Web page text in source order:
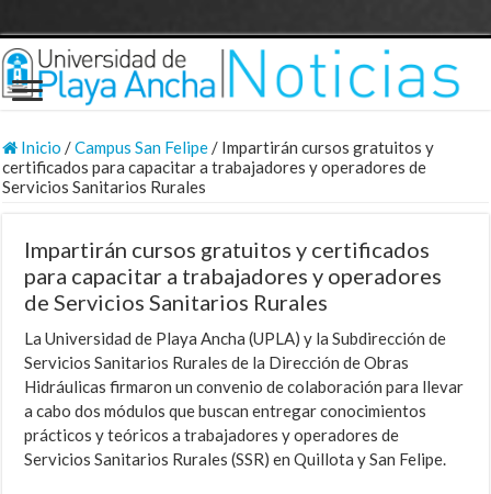
Inicio /Campus San Felipe/ Impartirán cursos gratuitos y
certificados para capacitar a trabajadores y operadores de
Servicios Sanitarios Rurales
Impartirán cursos gratuitos y certificados
para capacitar a trabajadores y operadores
de Servicios Sanitarios Rurales
La Universidad de Playa Ancha (UPLA) y la Subdirección de
Servicios Sanitarios Rurales de la Dirección de Obras
Hidráulicas firmaron un convenio de colaboración para llevar
a cabo dos módulos que buscan entregar conocimientos
prácticos y teóricos a trabajadores y operadores de
Servicios Sanitarios Rurales (SSR) en Quillota y San Felipe.